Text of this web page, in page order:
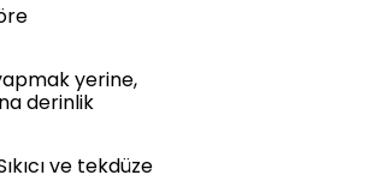
yerine,
derinlik
ve tekdüze